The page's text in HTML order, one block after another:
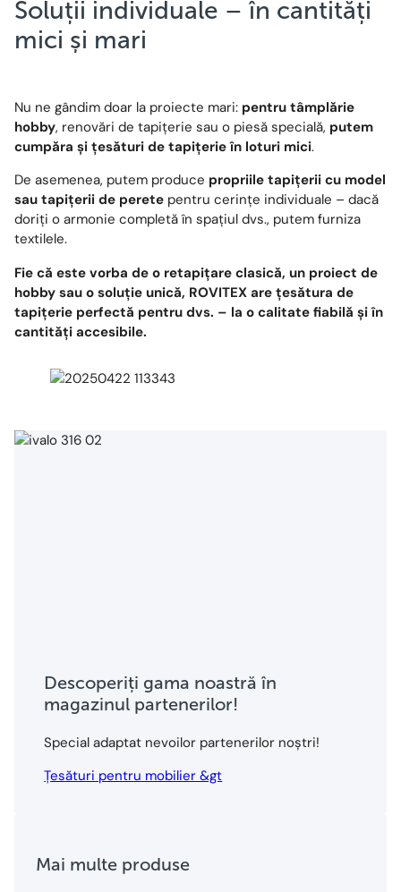
Soluții individuale – în cantități
mici și mari
Nu ne gândim doar la proiecte mari: pentru tâmplărie
hobby, renovări de tapițerie sau o piesă specială, putem
cumpăra și țesături de tapițerie în loturi mici.
De asemenea, putem produce propriile tapițerii cu model
sau tapițerii de perete pentru cerințe individuale – dacă
doriți o armonie completă în spațiul dvs., putem furniza
textilele.
Fie că este vorba de o retapițare clasică, un proiect de
hobby sau o soluție unică, ROVITEX are țesătura de
tapițerie perfectă pentru dvs. – la o calitate fiabilă și în
cantități accesibile.
Descoperiți gama noastră în
magazinul partenerilor!
Special adaptat nevoilor partenerilor noștri!
Țesături pentru mobilier &gt
Mai multe produse